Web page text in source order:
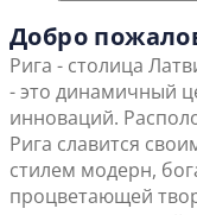
Добро
Рига - столица
- это динамичный
инноваций.
Рига славится
стилем модерн,
процветающей